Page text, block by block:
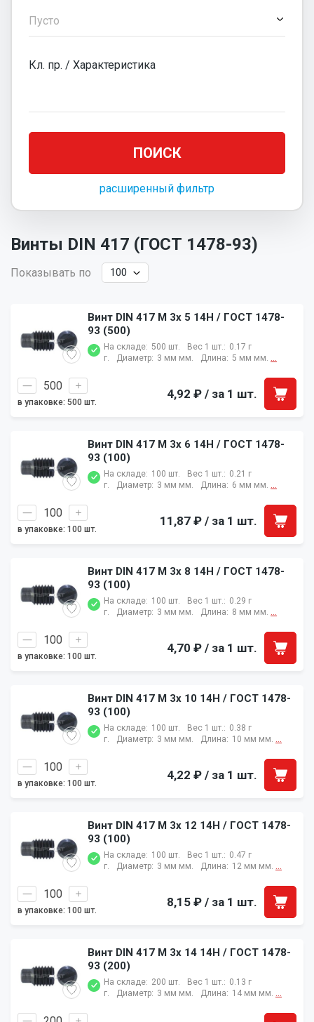
Пусто
Кл. пр. / Характеристика
расширенный фильтр
Винты DIN 417 (ГОСТ 1478-93)
Показывать по
Винт DIN 417 M 3x 5 14H / ГОСТ 1478-
93 (500)
На складе: 500 шт. Вес 1 шт.: 0.17 г
г.
Диаметр: 3 мм мм. Длина: 5 мм мм. ...
в упаковке: 500 шт.
4,92 ₽ / за 1 шт.
Винт DIN 417 M 3x 6 14H / ГОСТ 1478-
93 (100)
На складе: 100 шт. Вес 1 шт.: 0.21 г
г.
Диаметр: 3 мм мм. Длина: 6 мм мм. ...
в упаковке: 100 шт.
11,87 ₽ / за 1 шт.
Винт DIN 417 M 3x 8 14H / ГОСТ 1478-
93 (100)
На складе: 100 шт. Вес 1 шт.: 0.29 г
г.
Диаметр: 3 мм мм. Длина: 8 мм мм. ...
в упаковке: 100 шт.
4,70 ₽ / за 1 шт.
Винт DIN 417 M 3x 10 14H / ГОСТ 1478-
93 (100)
На складе: 100 шт. Вес 1 шт.: 0.38 г
г.
Диаметр: 3 мм мм. Длина: 10 мм мм. ...
в упаковке: 100 шт.
4,22 ₽ / за 1 шт.
Винт DIN 417 M 3x 12 14H / ГОСТ 1478-
93 (100)
На складе: 100 шт. Вес 1 шт.: 0.47 г
г.
Диаметр: 3 мм мм. Длина: 12 мм мм. ...
в упаковке: 100 шт.
8,15 ₽ / за 1 шт.
Винт DIN 417 M 3x 14 14H / ГОСТ 1478-
93 (200)
На складе: 200 шт. Вес 1 шт.: 0.13 г
г.
Диаметр: 3 мм мм. Длина: 14 мм мм. ...